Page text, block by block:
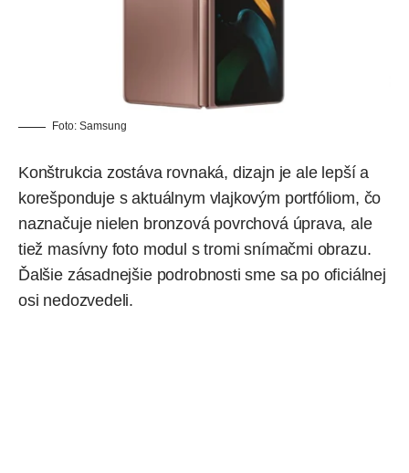
Foto: Samsung
Konštrukcia zostáva rovnaká, dizajn je ale lepší a
korešponduje s aktuálnym vlajkovým portfóliom, čo
naznačuje nielen bronzová povrchová úprava, ale
tiež masívny foto modul s tromi snímačmi obrazu.
Ďalšie zásadnejšie podrobnosti sme sa po oficiálnej
osi nedozvedeli.